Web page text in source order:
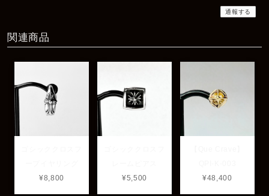
通報する
関連商品
¥8,800
¥5,500
¥48,400